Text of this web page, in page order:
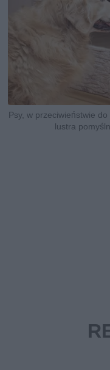
Psy, w przeciwieństwie
lustra